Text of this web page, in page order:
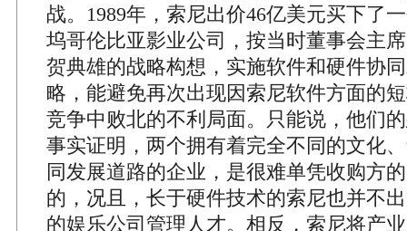
战。1989年，索尼出价46亿美元买下
坞哥伦比亚影业公司，按当时董事会主
贺典雄的战略构想，实施软件和硬件协
略，能避免再次出现因索尼软件方面的
竞争中败北的不利局面。只能说，他们
事实证明，两个拥有着完全不同的文化
同发展道路的企业，是很难单凭收购方
的，况且，长于硬件技术的索尼也并不
的娱乐公司管理人才。相反，索尼将产